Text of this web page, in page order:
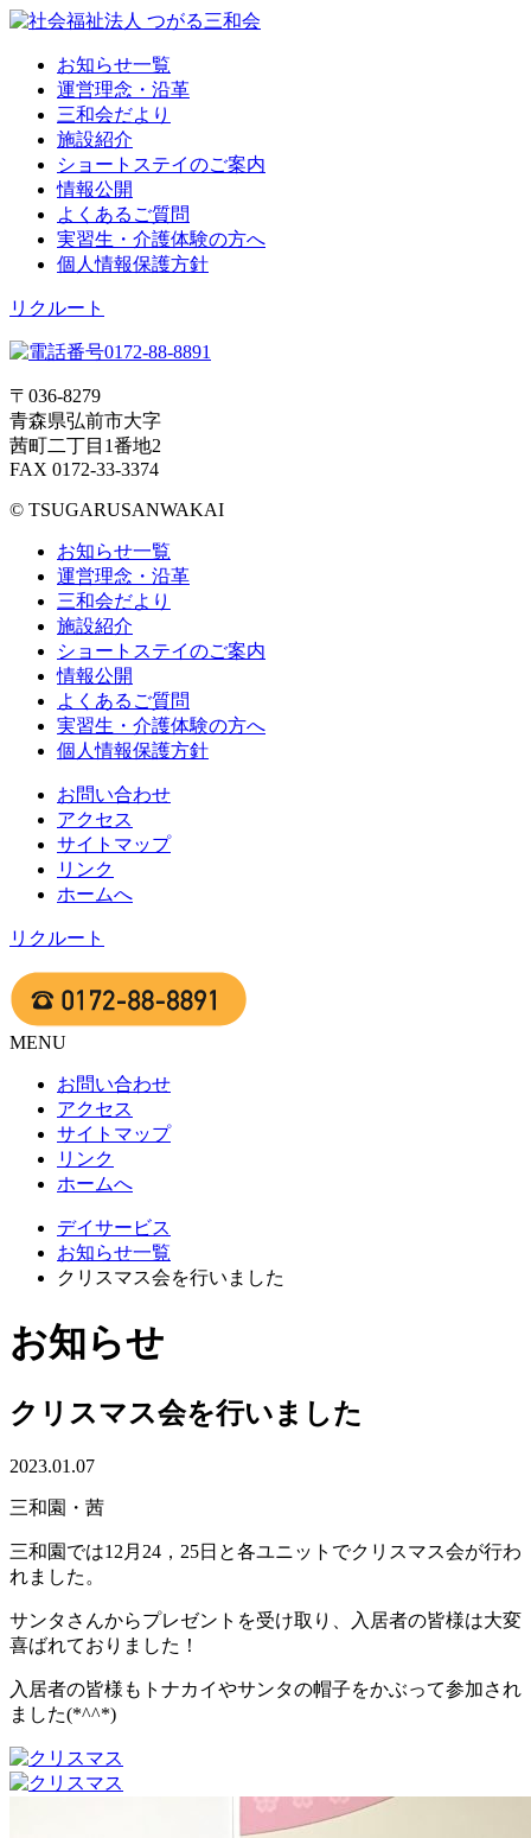
お知らせ一覧
運営理念・沿革
三和会だより
施設紹介
ショートステイのご案内
情報公開
よくあるご質問
実習生・介護体験の方へ
個人情報保護方針
リクルート
〒036-8279
青森県弘前市大字
茜町二丁目1番地2
FAX 0172-33-3374
© TSUGARUSANWAKAI
お知らせ一覧
運営理念・沿革
三和会だより
施設紹介
ショートステイのご案内
情報公開
よくあるご質問
実習生・介護体験の方へ
個人情報保護方針
お問い合わせ
アクセス
サイトマップ
リンク
ホームへ
リクルート
MENU
お問い合わせ
アクセス
サイトマップ
リンク
ホームへ
デイサービス
お知らせ一覧
クリスマス会を行いました
お知らせ
クリスマス会を行いました
2023.01.07
三和園・茜
三和園では12月24，25日と各ユニットでクリスマス会が行わ
れました。
サンタさんからプレゼントを受け取り、入居者の皆様は大変
喜ばれておりました！
入居者の皆様もトナカイやサンタの帽子をかぶって参加され
ました(*^^*)